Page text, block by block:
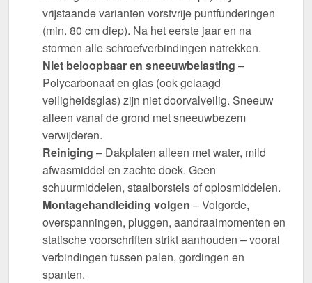
vrijstaande varianten vorstvrije puntfunderingen
(min. 80 cm diep). Na het eerste jaar en na
stormen alle schroefverbindingen natrekken.
Niet beloopbaar en sneeuwbelasting –
Polycarbonaat en glas (ook gelaagd
veiligheidsglas) zijn niet doorvalveilig. Sneeuw
alleen vanaf de grond met sneeuwbezem
verwijderen.
Reiniging – Dakplaten alleen met water, mild
afwasmiddel en zachte doek. Geen
schuurmiddelen, staalborstels of oplosmiddelen.
Montagehandleiding volgen – Volgorde,
overspanningen, pluggen, aandraaimomenten en
statische voorschriften strikt aanhouden – vooral
verbindingen tussen palen, gordingen en
spanten.